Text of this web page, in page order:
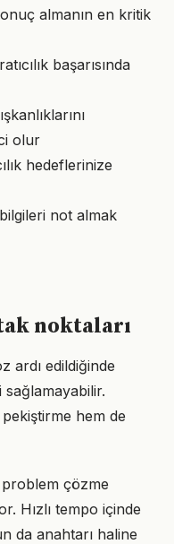
almanın en kritik
başarısında
olur
hedeflerinize
not almak
noktaları
ardı edildiğinde
sağlamayabilir.
hem de
problem çözme
Hızlı tempo içinde
da anahtarı haline